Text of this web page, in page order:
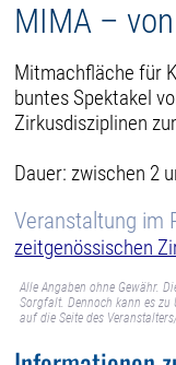
MIMA –
Mitmachfläche für
buntes Spektakel
Zirkusdisziplinen
Dauer: zwischen 2
Veranstaltung im
zeitgenössischen
Alle Angaben ohne Gewähr.
Sorgfalt. Dennoch kann es zu
auf die Seite des